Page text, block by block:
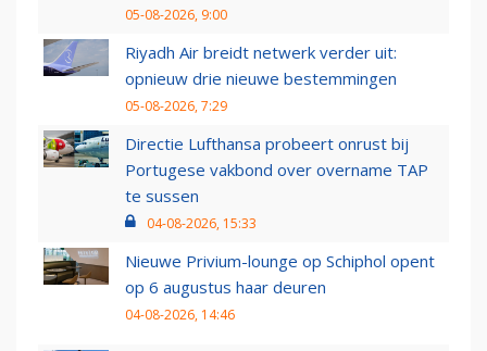
05-08-2026, 9:00
Riyadh Air breidt netwerk verder uit:
opnieuw drie nieuwe bestemmingen
05-08-2026, 7:29
Directie Lufthansa probeert onrust bij
Portugese vakbond over overname TAP
te sussen
04-08-2026, 15:33
Nieuwe Privium-lounge op Schiphol opent
op 6 augustus haar deuren
04-08-2026, 14:46